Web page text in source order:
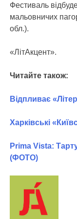
Фестиваль
мальовничих
обл.).
«ЛітАкцент».
Читайте також:
Відпливає
Харківські
Prima Vista:
(ФОТО)